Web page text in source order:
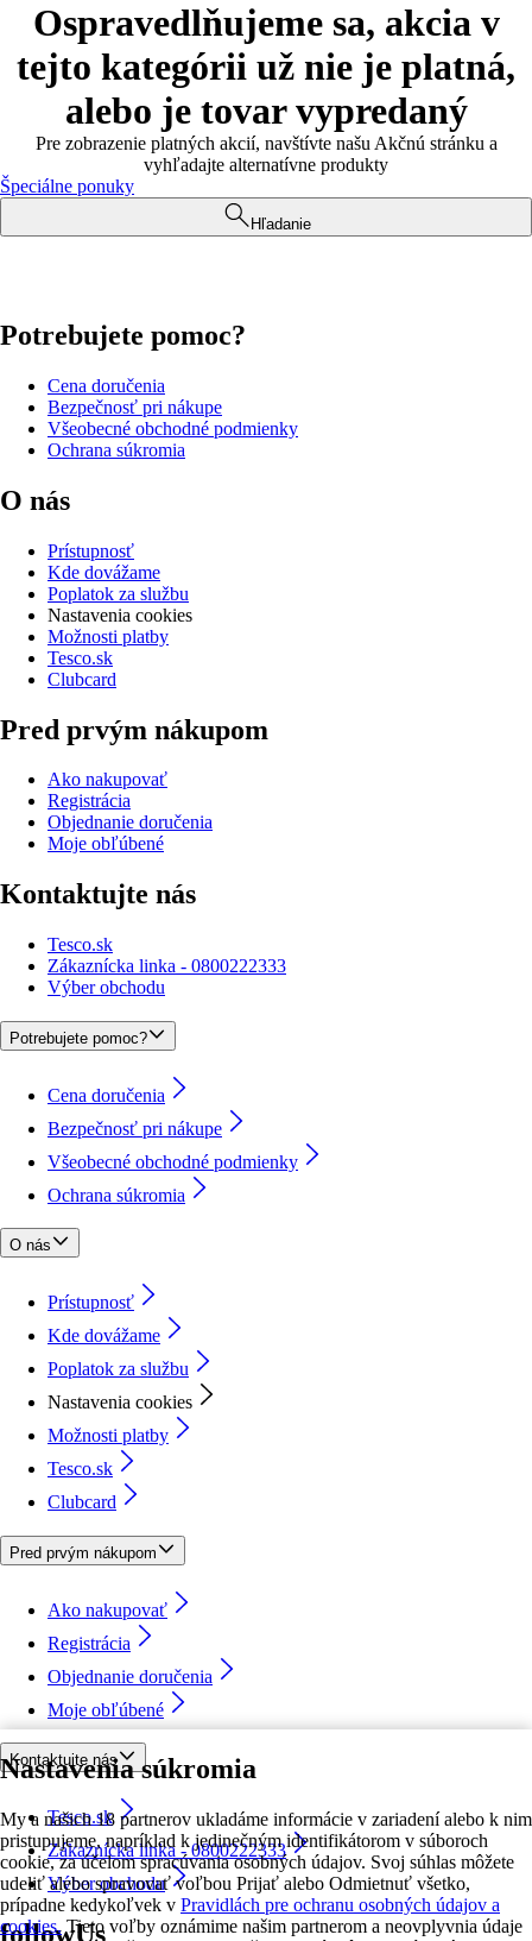
Nastavenia súkromia
My a našich 18 partnerov ukladáme informácie v zariadení alebo k nim
pristupujeme, napríklad k jedinečným identifikátorom v súboroch
cookie, za účelom spracúvania osobných údajov. Svoj súhlas môžete
udeliť alebo spravovať voľbou Prijať alebo Odmietnuť všetko,
prípadne kedykoľvek v Pravidlách pre ochranu osobných údajov a
cookies. Tieto voľby oznámime našim partnerom a neovplyvnia údaje
Ospravedlňujeme sa, akcia v
tejto kategórii už nie je platná,
alebo je tovar vypredaný
Pre zobrazenie platných akcií, navštívte našu Akčnú stránku a
vyhľadajte alternatívne produkty
Špeciálne ponuky
Hľadanie
Potrebujete pomoc?
Cena doručenia
Bezpečnosť pri nákupe
Všeobecné obchodné podmienky
Ochrana súkromia
O nás
Prístupnosť
Kde dovážame
Poplatok za službu
Nastavenia cookies
Možnosti platby
Tesco.sk
Clubcard
Pred prvým nákupom
Ako nakupovať
Registrácia
Objednanie doručenia
Moje obľúbené
Kontaktujte nás
Tesco.sk
Zákaznícka linka - 0800222333
Výber obchodu
Potrebujete pomoc?
Cena doručenia
Bezpečnosť pri nákupe
Všeobecné obchodné podmienky
Ochrana súkromia
O nás
Prístupnosť
Kde dovážame
Poplatok za službu
Nastavenia cookies
Možnosti platby
Tesco.sk
Clubcard
Pred prvým nákupom
Ako nakupovať
Registrácia
Objednanie doručenia
Moje obľúbené
Kontaktujte nás
Tesco.sk
Zákaznícka linka - 0800222333
Výber obchodu
followUs